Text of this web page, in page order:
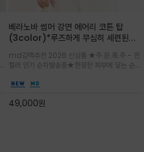
베라노바 썸머 강연 에어리 코튼 탑
(3color)*루즈하게 무심히 세련된핏/
품은 시원함: 우수한 통기성
md강력추천 2026 신상품 ★주.문.폭.주 - 전
컬러 인기 순차발송중★한정판 피부에 닿는 순간
한 터치감~★여름에 오히려 이런티을 입으셔야
을 즐기실수 있습니다^^
49,000원